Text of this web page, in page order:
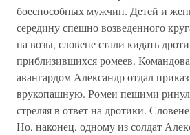
боеспособных мужчин. Детей и
середину спешно возведенного
на возы, словене стали кидать
приблизившихся ромеев.
авангардом Александр отдал
врукопашную. Ромеи пешими
стреляя в ответ на дротики.
Но, наконец, одному из солдат